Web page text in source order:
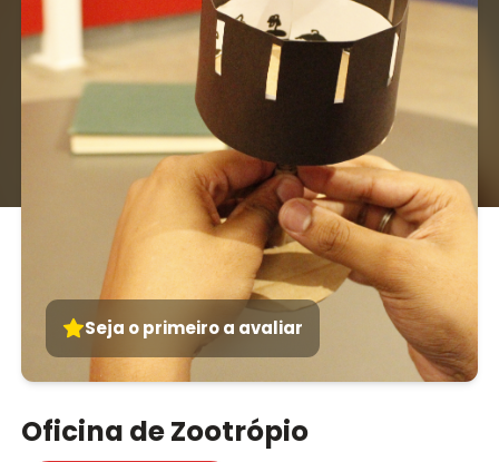
Seja o primeiro a avaliar
Oficina de Zootrópio